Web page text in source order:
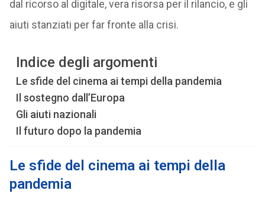
dal ricorso al digitale, vera risorsa per il rilancio, e gli
aiuti stanziati per far fronte alla crisi.
Indice degli argomenti
Le sfide del cinema ai tempi della pandemia
Il sostegno dall’Europa
Gli aiuti nazionali
Il futuro dopo la pandemia
Le sfide del cinema ai tempi della
pandemia